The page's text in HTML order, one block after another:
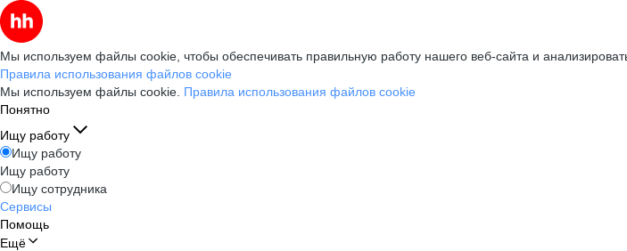
Мы используем файлы cookie, чтобы обеспечивать правильную работу нашего веб-сайта и
Правила использования файлов cookie
Мы используем файлы cookie. Правила использования файлов cookie
Понятно
Ищу работу
Ищу работу
Ищу работу
Ищу сотрудника
Сервисы
Помощь
Ещё